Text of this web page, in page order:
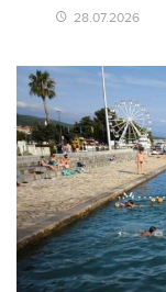
28.07.2026